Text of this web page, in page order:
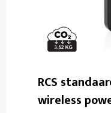
RCS
wireless